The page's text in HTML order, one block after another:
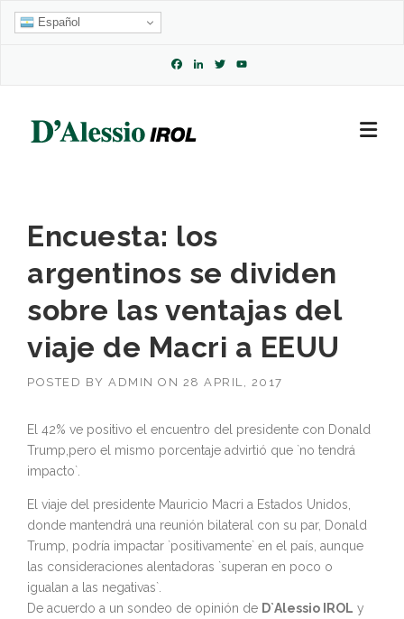
Skip
Español
Facebook
LinkedIn
Twitter
Encuesta: los
argentinos se dividen
sobre las ventajas del
viaje de Macri a EEUU
POSTED BY ADMIN ON 28 APRIL, 2017
El 42% ve positivo el encuentro del presidente con Donald
Trump,pero el mismo porcentaje advirtió que `no tendrá
impacto`.
El viaje del presidente Mauricio Macri a Estados Unidos,
donde mantendrá una reunión bilateral con su par, Donald
Trump, podría impactar `positivamente` en el país, aunque
las consideraciones alentadoras `superan en poco o
igualan a las negativas`.
De acuerdo a un sondeo de opinión de D`Alessio IROL y